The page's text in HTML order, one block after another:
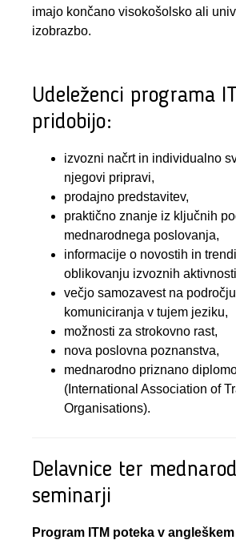
imajo končano visokošolsko ali
izobrazbo.
Udeleženci programa
pridobijo:
izvozni načrt in individualno
njegovi pripravi,
prodajno predstavitev,
praktično znanje iz ključnih
mednarodnega poslovanja,
informacije o novostih in
oblikovanju izvoznih
večjo samozavest na
komuniciranja v tujem jeziku,
možnosti za strokovno rast,
nova poslovna poznanstva,
mednarodno priznano
(International Association of
Organisations).
Delavnice ter
seminarji
Program ITM poteka v